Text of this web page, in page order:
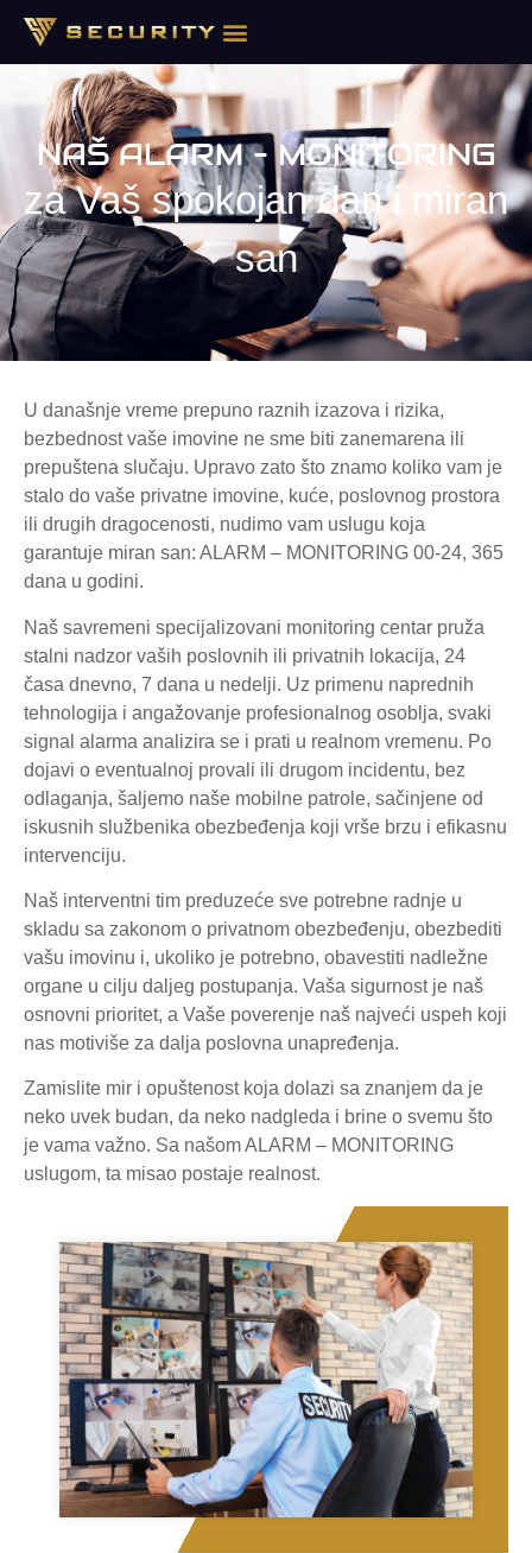
NAŠ ALARM – MONITORING
za Vaš spokojan dan i miran
san
U današnje vreme prepuno raznih izazova i rizika,
bezbednost vaše imovine ne sme biti zanemarena ili
prepuštena slučaju. Upravo zato što znamo koliko vam je
stalo do vaše privatne imovine, kuće, poslovnog prostora
ili drugih dragocenosti, nudimo vam uslugu koja
garantuje miran san: ALARM – MONITORING 00-24, 365
dana u godini.
Naš savremeni specijalizovani monitoring centar pruža
stalni nadzor vaših poslovnih ili privatnih lokacija, 24
časa dnevno, 7 dana u nedelji. Uz primenu naprednih
tehnologija i angažovanje profesionalnog osoblja, svaki
signal alarma analizira se i prati u realnom vremenu. Po
dojavi o eventualnoj provali ili drugom incidentu, bez
odlaganja, šaljemo naše mobilne patrole, sačinjene od
iskusnih službenika obezbeđenja koji vrše brzu i efikasnu
intervenciju.
Naš interventni tim preduzeće sve potrebne radnje u
skladu sa zakonom o privatnom obezbeđenju, obezbediti
vašu imovinu i, ukoliko je potrebno, obavestiti nadležne
organe u cilju daljeg postupanja. Vaša sigurnost je naš
osnovni prioritet, a Vaše poverenje naš najveći uspeh koji
nas motiviše za dalja poslovna unapređenja.
Zamislite mir i opuštenost koja dolazi sa znanjem da je
neko uvek budan, da neko nadgleda i brine o svemu što
je vama važno. Sa našom ALARM – MONITORING
uslugom, ta misao postaje realnost.